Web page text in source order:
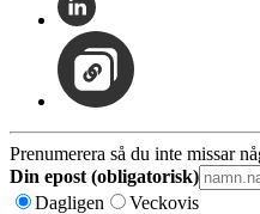
Prenumerera så du inte missar
Din epost (obligatorisk)
Dagligen
Veckovis